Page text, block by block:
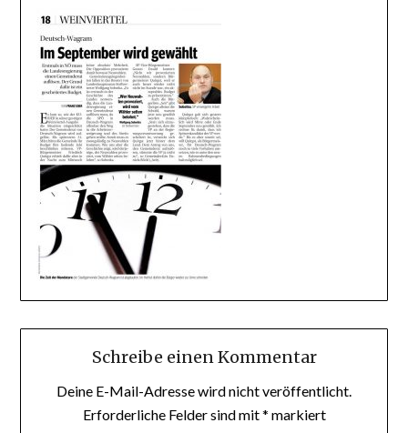
Schreibe einen Kommentar
Deine E-Mail-Adresse wird nicht veröffentlicht.
Erforderliche Felder sind mit* markiert